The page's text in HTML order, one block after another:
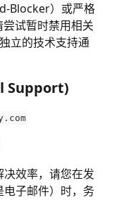
Blocker）或严格
试暂时禁用相关
立的技术支持通
Support)
效率，请您在发
子邮件）时，务